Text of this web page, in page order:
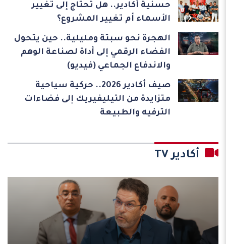
حسنية أكادير.. هل تحتاج إلى تغيير
الأسماء أم تغيير المشروع؟
الهجرة نحو سبتة ومليلية.. حين يتحول
الفضاء الرقمي إلى أداة لصناعة الوهم
والاندفاع الجماعي (فيديو)
صيف أكادير 2026.. حركية سياحية
متزايدة من التيليفيريك إلى فضاءات
الترفيه والطبيعة
أكادير TV